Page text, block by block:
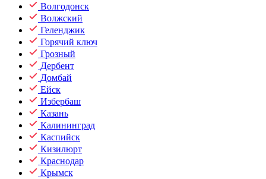
Волгодонск
Волжский
Геленджик
Горячий ключ
Грозный
Дербент
Домбай
Ейск
Избербаш
Казань
Калининград
Каспийск
Кизилюрт
Краснодар
Крымск